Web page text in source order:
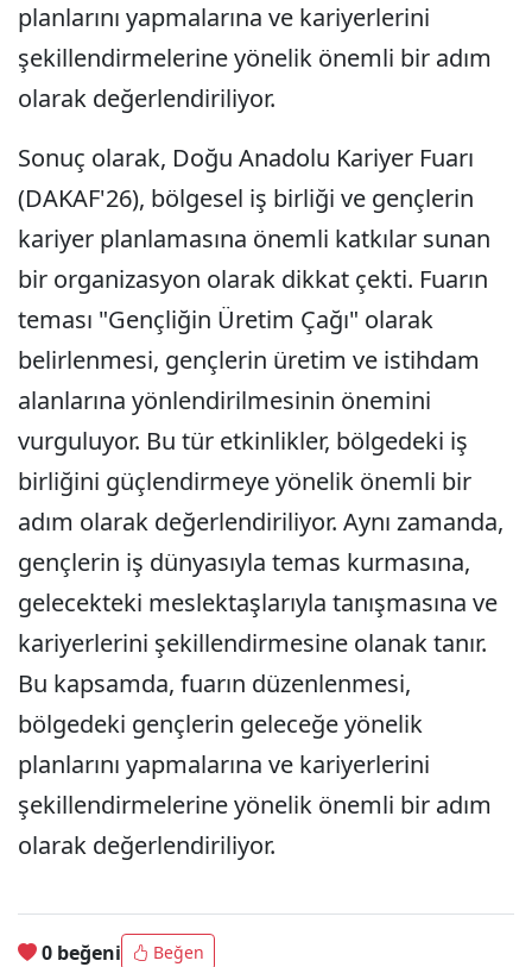
planlarını yapmalarına ve kariyerlerini
şekillendirmelerine yönelik önemli bir adım
olarak değerlendiriliyor.
Sonuç olarak, Doğu Anadolu Kariyer Fuarı
(DAKAF'26), bölgesel iş birliği ve gençlerin
kariyer planlamasına önemli katkılar sunan
bir organizasyon olarak dikkat çekti. Fuarın
teması "Gençliğin Üretim Çağı" olarak
belirlenmesi, gençlerin üretim ve istihdam
alanlarına yönlendirilmesinin önemini
vurguluyor. Bu tür etkinlikler, bölgedeki iş
birliğini güçlendirmeye yönelik önemli bir
adım olarak değerlendiriliyor. Aynı zamanda,
gençlerin iş dünyasıyla temas kurmasına,
gelecekteki meslektaşlarıyla tanışmasına ve
kariyerlerini şekillendirmesine olanak tanır.
Bu kapsamda, fuarın düzenlenmesi,
bölgedeki gençlerin geleceğe yönelik
planlarını yapmalarına ve kariyerlerini
şekillendirmelerine yönelik önemli bir adım
olarak değerlendiriliyor.
0 beğeni Beğen